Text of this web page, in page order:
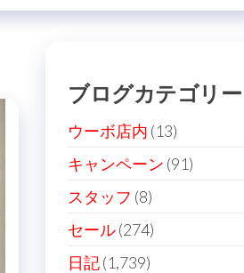
ブログカテゴリー
ウーボ店内 (13)
キャンペーン (91)
スタッフ (8)
セール(274)
日記(1,739)